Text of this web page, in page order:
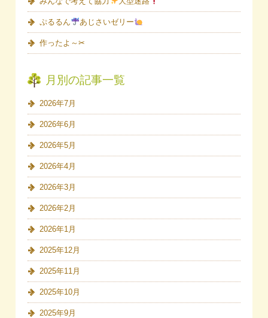
ぷるるん あじさいゼリー
作ったよ～✂
月別の記事一覧
2026年7月
2026年6月
2026年5月
2026年4月
2026年3月
2026年2月
2026年1月
2025年12月
2025年11月
2025年10月
2025年9月